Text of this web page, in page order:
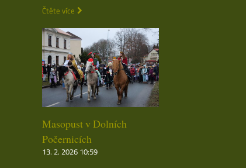
Čtěte více
Masopust v Dolních
Počernicích
13. 2. 2026 10:59